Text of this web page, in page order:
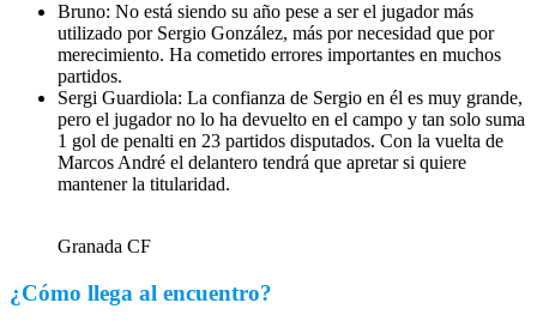
Bruno: No está siendo su año pese a ser el jugador más
utilizado por Sergio González, más por necesidad que por
merecimiento. Ha cometido errores importantes en muchos
partidos.
Sergi Guardiola: La confianza de Sergio en él es muy grande,
pero el jugador no lo ha devuelto en el campo y tan solo suma
1 gol de penalti en 23 partidos disputados. Con la vuelta de
Marcos André el delantero tendrá que apretar si quiere
mantener la titularidad.
Granada CF
¿Cómo llega al encuentro?